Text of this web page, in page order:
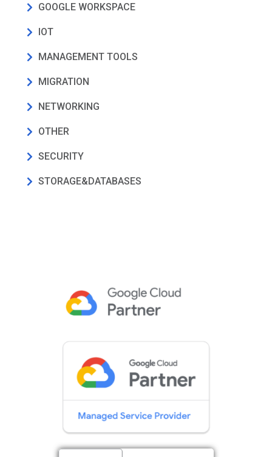
GOOGLE WORKSPACE
IOT
MANAGEMENT TOOLS
MIGRATION
NETWORKING
OTHER
SECURITY
STORAGE&DATABASES